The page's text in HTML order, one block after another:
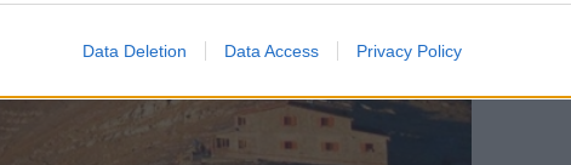
Data Deletion Data Access Privacy Policy